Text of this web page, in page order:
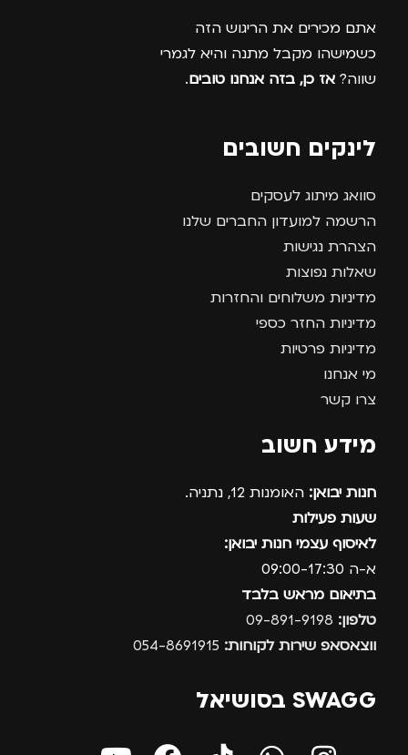
אתם מכירים את הריגוש הזה
כשמישהו מקבל מתנה והיא לגמרי
שווה? אז כן, בזה אנחנו טובים.
לינקים חשובים
סוואג מיתוג לעסקים
הרשמה למועדון החברים שלנו
הצהרת נגישות
שאלות נפוצות
מדיניות משלוחים והחזרות
מדיניות החזר כספי
מדיניות פרטיות
מי אנחנו
צרו קשר
מידע חשוב
חנות יבואן: האומנות 12, נתניה.
שעות פעילות
לאיסוף עצמי חנות יבואן:
א-ה 09:00-17:30
בתיאום מראש בלבד
טלפון:
ווצאסאפ שירות לקוחות:
SWAGG בסושיאל